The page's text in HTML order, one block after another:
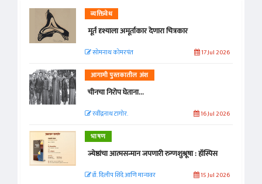
व्यक्तिवेध
मूर्त दृश्याला अमूर्ताकार देणारा चित्रकार
सोमनाथ कोमरपंत 17 Jul 2026
आगामी पुस्तकातील अंश
चीनचा निरोप घेताना...
रवींद्रनाथ टागोर. 16 Jul 2026
भाषण
ज्येष्ठांचा आत्मसन्मान जपणारी रुग्णशुश्रूषा : हॉस्पिस
डॉ. दिलीप शिंदे आणि मान्यवर 15 Jul 2026